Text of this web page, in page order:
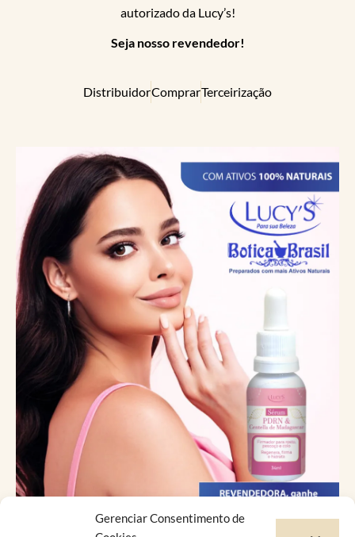
Gerenciar Consentimento de
autorizado da Lucy’s!
Seja nosso revendedor!
DistribuidorComprarTerceirização